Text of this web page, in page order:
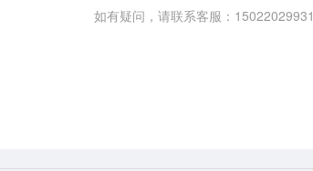
如有疑问，请联系客服：15022029931